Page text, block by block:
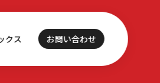
クス お問い合わせ